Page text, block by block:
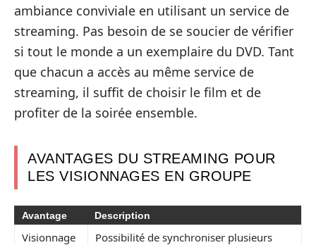
ambiance conviviale en utilisant un service de
streaming. Pas besoin de se soucier de vérifier
si tout le monde a un exemplaire du DVD. Tant
que chacun a accès au même service de
streaming, il suffit de choisir le film et de
profiter de la soirée ensemble.
AVANTAGES DU STREAMING POUR
LES VISIONNAGES EN GROUPE
Avantage Description
Visionnage
Possibilité de synchroniser plusieurs